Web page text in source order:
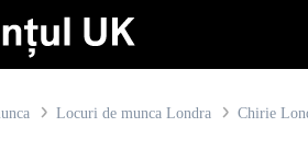
Locuri de munca Londra Chirie